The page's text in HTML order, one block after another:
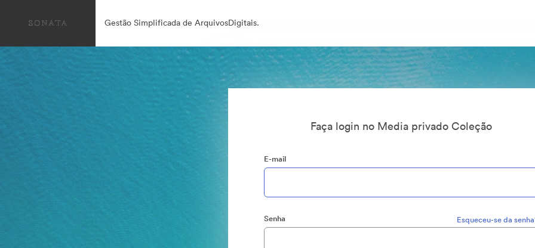
Gestão Simplificada de ArquivosDigitais.
Faça login no Media privado Coleção
E-mail
Senha Esqueceu-se da